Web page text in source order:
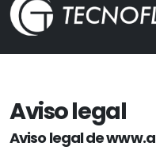
Aviso legal
Aviso legal de